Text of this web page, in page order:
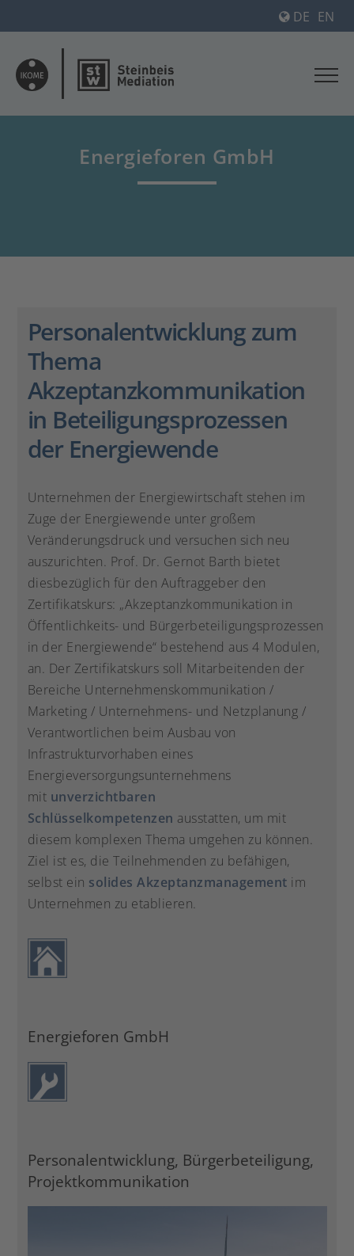
DE EN
Energieforen GmbH
Personalentwicklung zum
Thema
Akzeptanzkommunikation
in Beteiligungsprozessen
der Energiewende
Unternehmen der Energiewirtschaft stehen im
Zuge der Energiewende unter großem
Veränderungsdruck und versuchen sich neu
auszurichten. Prof. Dr. Gernot Barth bietet
diesbezüglich für den Auftraggeber den
Zertifikatskurs: „Akzeptanzkommunikation in
Öffentlichkeits- und Bürgerbeteiligungsprozessen
in der Energiewende“ bestehend aus 4 Modulen,
an. Der Zertifikatskurs soll Mitarbeitenden der
Bereiche Unternehmenskommunikation /
Marketing / Unternehmens- und Netzplanung /
Verantwortlichen beim Ausbau von
Infrastrukturvorhaben eines
Energieversorgungsunternehmens
mit unverzichtbaren
Schlüsselkompetenzen ausstatten, um mit
diesem komplexen Thema umgehen zu können.
Ziel ist es, die Teilnehmenden zu befähigen,
selbst ein solides Akzeptanzmanagement im
Unternehmen zu etablieren.
Energieforen GmbH
Personalentwicklung, Bürgerbeteiligung,
Projektkommunikation